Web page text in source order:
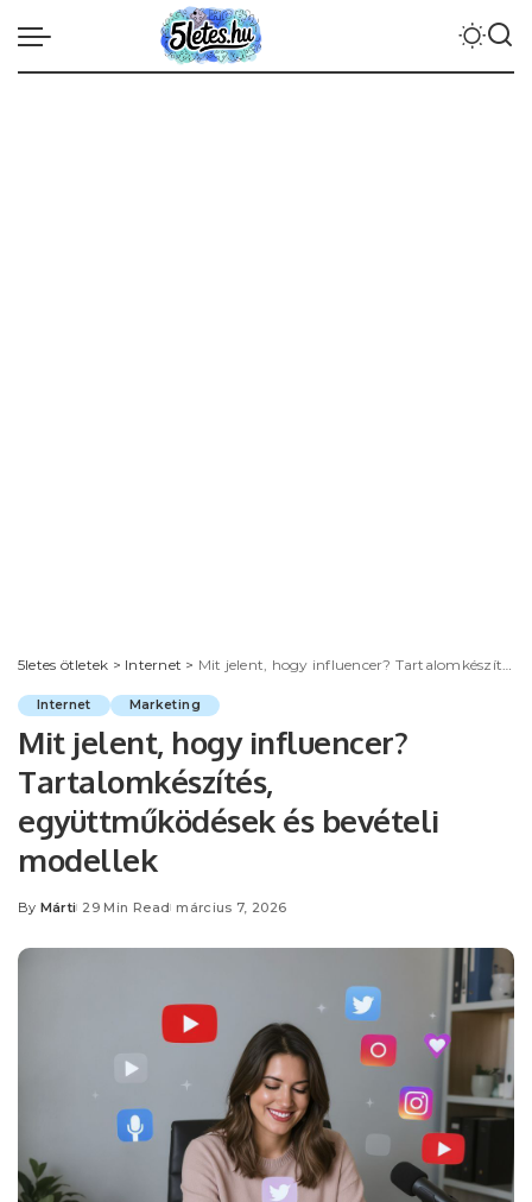
5letes ötletek > Internet > Mit jelent, hogy influencer? Tartalomkészítés, együttműködések és bevételi modellek
Internet Marketing
Mit jelent, hogy influencer?
Tartalomkészítés,
együttműködések és bevételi
modellek
Posted
By Márti 29 Min Read március 7, 2026